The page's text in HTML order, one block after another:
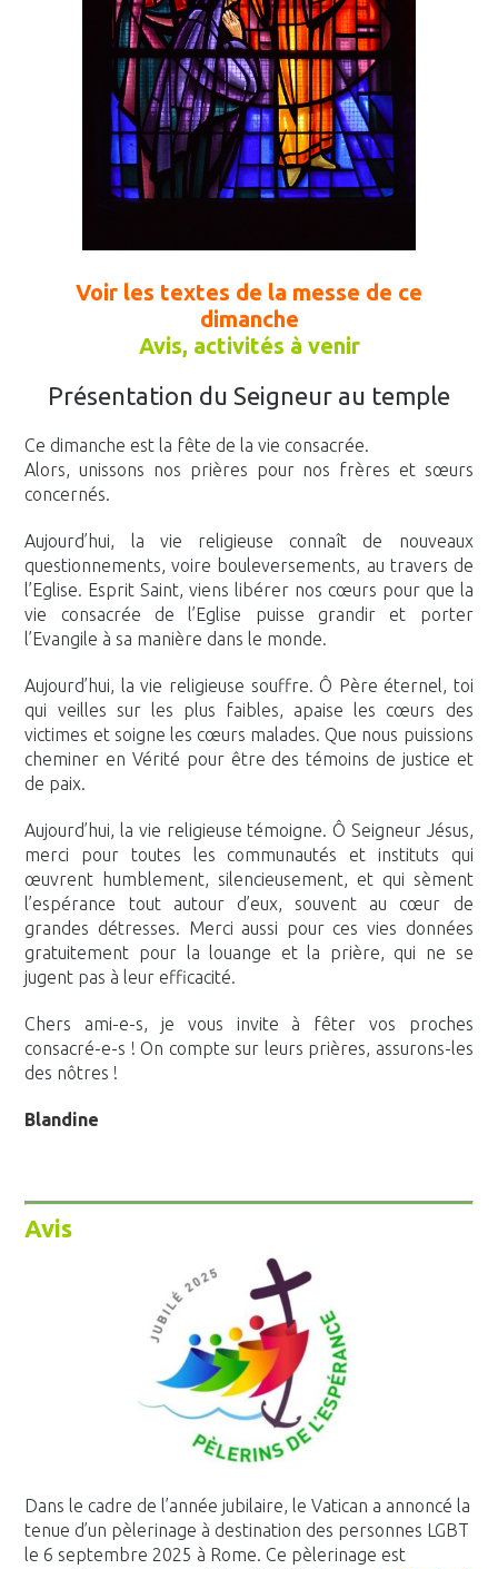
Voir les textes de la messe de ce
dimanche
Avis, activités à venir
Présentation du Seigneur au temple
Ce dimanche est la fête de la vie consacrée.
Alors, unissons nos prières pour nos frères et sœurs
concernés.
Aujourd’hui, la vie religieuse connaît de nouveaux
questionnements, voire bouleversements, au travers de
l’Eglise. Esprit Saint, viens libérer nos cœurs pour que la
vie consacrée de l’Eglise puisse grandir et porter
l’Evangile à sa manière dans le monde.
Aujourd’hui, la vie religieuse souffre. Ô Père éternel, toi
qui veilles sur les plus faibles, apaise les cœurs des
victimes et soigne les cœurs malades. Que nous puissions
cheminer en Vérité pour être des témoins de justice et
de paix.
Aujourd’hui, la vie religieuse témoigne. Ô Seigneur Jésus,
merci pour toutes les communautés et instituts qui
œuvrent humblement, silencieusement, et qui sèment
l’espérance tout autour d’eux, souvent au cœur de
grandes détresses. Merci aussi pour ces vies données
gratuitement pour la louange et la prière, qui ne se
jugent pas à leur efficacité.
Chers ami-e-s, je vous invite à fêter vos proches
consacré-e-s ! On compte sur leurs prières, assurons-les
des nôtres !
Blandine
Avis
Dans le cadre de l’année jubilaire, le Vatican a annoncé la
tenue d’un pèlerinage à destination des personnes LGBT
le 6 septembre 2025 à Rome. Ce pèlerinage est